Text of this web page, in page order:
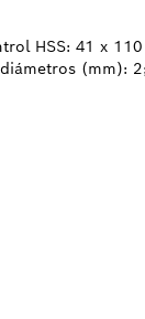
HSS: 41 x
(mm):